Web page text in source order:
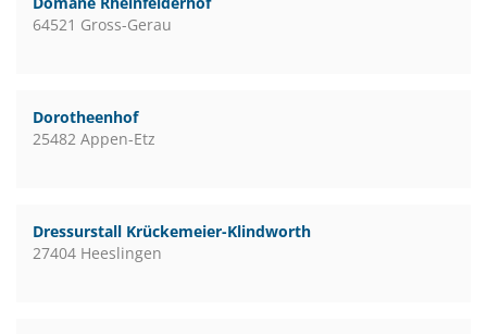
64521 Gross-Gerau
Dorotheenhof
25482 Appen-Etz
Dressurstall Krückemeier-Klindworth
27404 Heeslingen